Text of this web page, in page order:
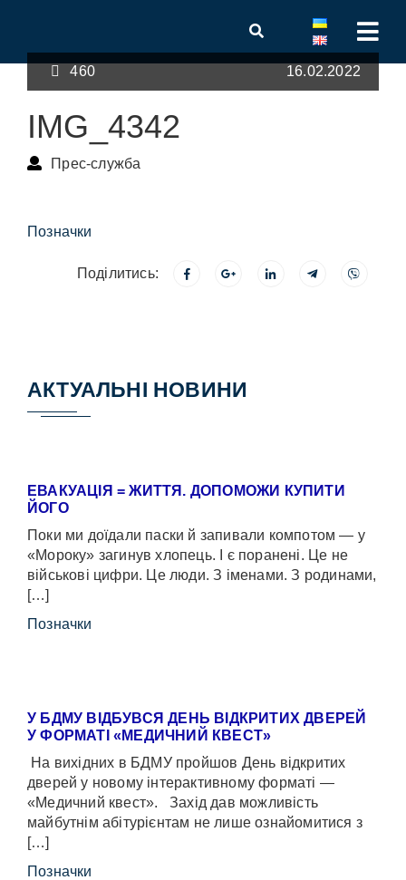
460 16.02.2022
IMG_4342
Прес-служба
Позначки
Поділитись:
АКТУАЛЬНІ НОВИНИ
ЕВАКУАЦІЯ = ЖИТТЯ. ДОПОМОЖИ КУПИТИ
ЙОГО
Поки ми доїдали паски й запивали компотом — у
«Мороку» загинув хлопець. І є поранені. Це не
військові цифри. Це люди. З іменами. З родинами,
[…]
Позначки
У БДМУ ВІДБУВСЯ ДЕНЬ ВІДКРИТИХ ДВЕРЕЙ
У ФОРМАТІ «МЕДИЧНИЙ КВЕСТ»
На вихідних в БДМУ пройшов День відкритих
дверей у новому інтерактивному форматі —
«Медичний квест». Захід дав можливість
майбутнім абітурієнтам не лише ознайомитися з
[…]
Позначки